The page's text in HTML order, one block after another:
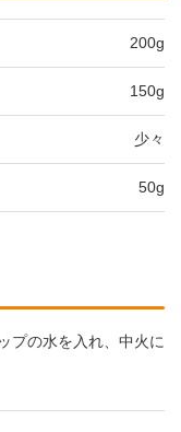
200g
150g
少々
50g
プの水を入れ、中火に